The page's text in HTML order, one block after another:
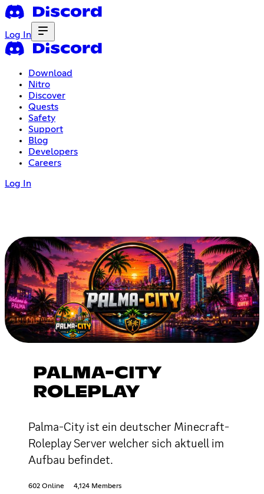
Log In
Download
Nitro
Discover
Quests
Safety
Support
Blog
Developers
Careers
Log In
PALMA-CITY
ROLEPLAY
Palma-City ist ein deutscher Minecraft-
Roleplay Server welcher sich aktuell im
Aufbau befindet.
602 Online 4,124 Members